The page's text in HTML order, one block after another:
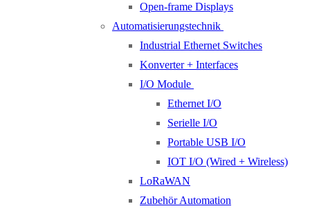
Open-frame Displays
Automatisierungstechnik
Industrial Ethernet Switches
Konverter + Interfaces
I/O Module
Ethernet I/O
Serielle I/O
Portable USB I/O
IOT I/O (Wired + Wireless)
LoRaWAN
Zubehör Automation